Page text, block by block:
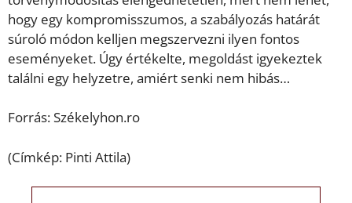
hogy egy kompromisszumos, a szabályozás határát
súroló módon kelljen megszervezni ilyen fontos
eseményeket. Úgy értékelte, megoldást igyekeztek
találni egy helyzetre, amiért senki nem hibás…
Forrás: Székelyhon.ro
(Címkép: Pinti Attila)